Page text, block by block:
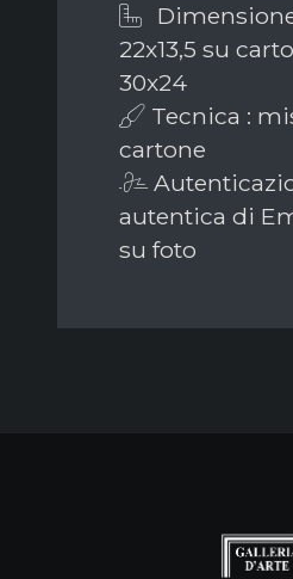
22x13,5 su
30x24
Tecnica :
cartone
autentica di
su foto